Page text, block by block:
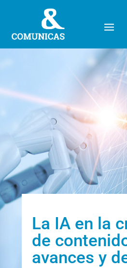
La IA en la
de
avances y